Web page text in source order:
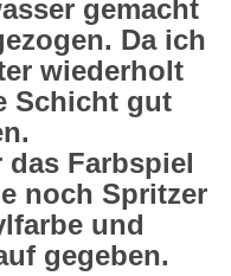
gemacht
Da ich
wiederholt
Schicht gut
Farbspiel
noch Spritzer
und
gegeben.